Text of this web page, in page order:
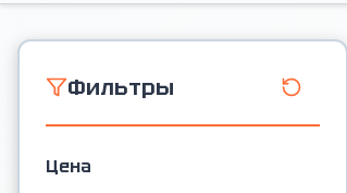
Фильтры
Цена